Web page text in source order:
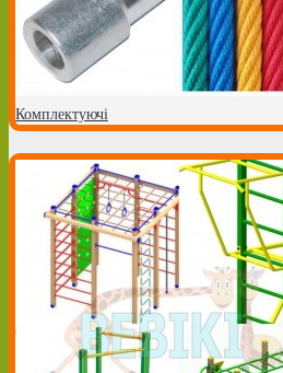
Комплектуючі